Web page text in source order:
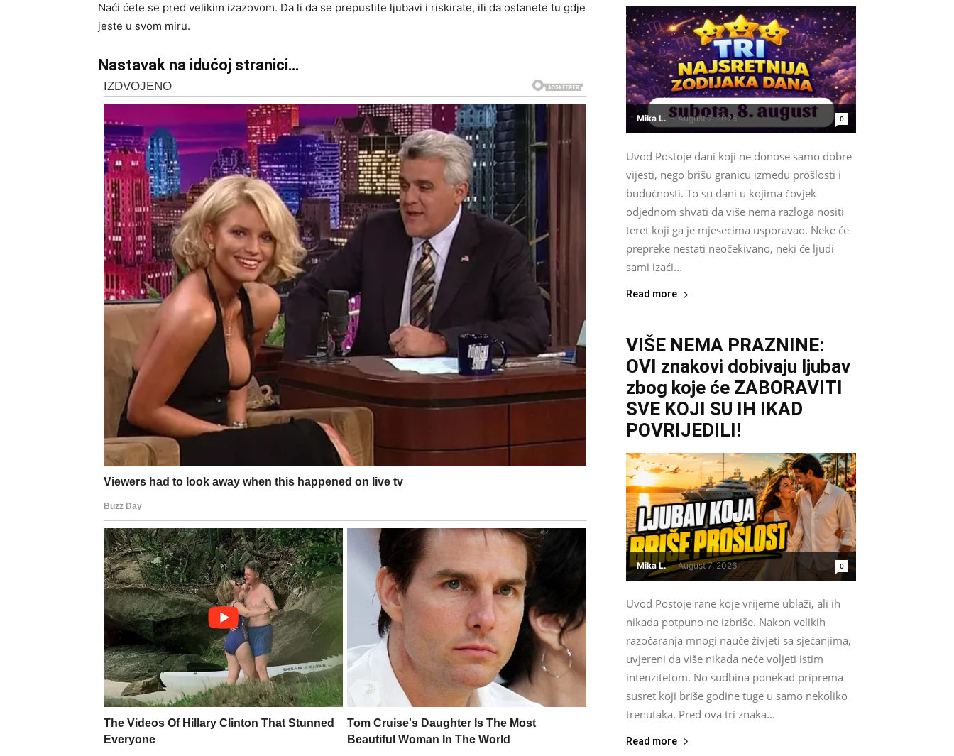
Naći ćete se pred velikim izazovom. Da li da se prepustite ljubavi i riskirate, ili da ostanete tu gdje
jeste u svom miru.
Nastavak na idućoj stranici…
Mika L. - August 7, 2026 0
Uvod Postoje dani koji ne donose samo dobre
vijesti, nego brišu granicu između prošlosti i
budućnosti. To su dani u kojima čovjek
odjednom shvati da više nema razloga nositi
teret koji ga je mjesecima usporavao. Neke će
prepreke nestati neočekivano, neki će ljudi
sami izaći...
Read more
VIŠE NEMA PRAZNINE:
OVI znakovi dobivaju ljubav
zbog koje će ZABORAVITI
SVE KOJI SU IH IKAD
POVRIJEDILI!
Mika L. - August 7, 2026 0
Uvod Postoje rane koje vrijeme ublaži, ali ih
nikada potpuno ne izbriše. Nakon velikih
razočaranja mnogi nauče živjeti sa sjećanjima,
uvjereni da više nikada neće voljeti istim
intenzitetom. No sudbina ponekad priprema
susret koji briše godine tuge u samo nekoliko
trenutaka. Pred ova tri znaka...
Read more